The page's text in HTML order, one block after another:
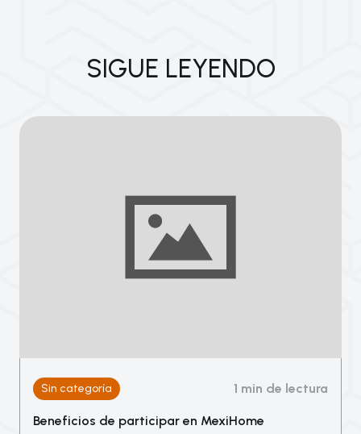
SIGUE LEYENDO
Sin categoría 1 min de lectura
Beneficios de participar en MexiHome